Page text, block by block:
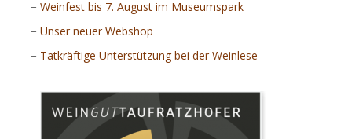
Weinfest bis 7. August im Museumspark
Unser neuer Webshop
Tatkräftige Unterstützung bei der Weinlese